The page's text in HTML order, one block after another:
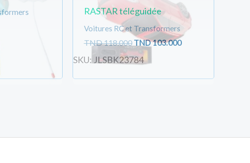
RASTAR téléguidée
Voitures RC et Transformers
TND118.000 TND103.000
SKU: JLSBK23784